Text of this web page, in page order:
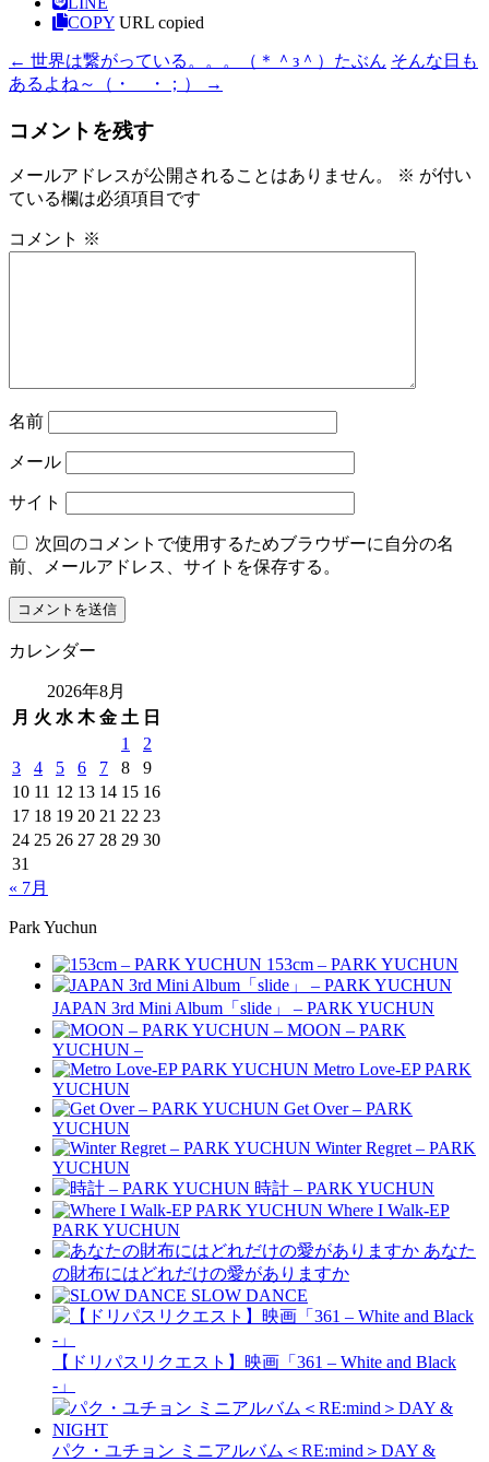
COPY URL copied
← 世界は繋がっている。。。（＊＾з＾）たぶん そんな日も
あるよね～（・＿・；）
→
コメントを残す
メールアドレスが公開されることはありません。 ※ が付い
ている欄は必須項目です
コメント ※
名前
メール
サイト
次回のコメントで使用するためブラウザーに自分の名
前、メールアドレス、サイトを保存する。
カレンダー
2026年8月
月 火 水 木 金 土 日
1
2
3
4 5 6 7 8
9
10 11 12 13 14 15 16
17 18 19 20 21 22 23
24 25 26 27 28 29 30
31
« 7月
Park Yuchun
153cm – PARK YUCHUN
JAPAN 3rd Mini Album「slide」 – PARK YUCHUN
MOON – PARK
YUCHUN –
Metro Love-EP PARK
YUCHUN
Get Over – PARK
YUCHUN
Winter Regret – PARK
YUCHUN
時計 – PARK YUCHUN
Where I Walk-EP
PARK YUCHUN
あなた
の財布にはどれだけの愛がありますか
SLOW DANCE
【ドリパスリクエスト】映画「361 – White and Black
-」
パク・ユチョン ミニアルバム＜RE:mind＞DAY &